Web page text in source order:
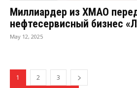
Миллиардер из ХМАО
нефтесервисный бизнес
May 12, 2025
1 2 3